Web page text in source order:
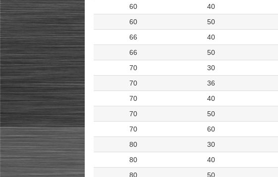
60
40
60
50
66
40
66
50
70
30
70
36
70
40
70
50
70
60
80
30
80
40
80
50